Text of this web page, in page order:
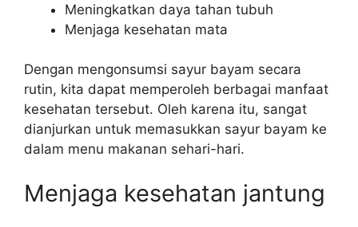
Meningkatkan daya tahan tubuh
Menjaga kesehatan mata
Dengan mengonsumsi sayur bayam secara
rutin, kita dapat memperoleh berbagai manfaat
kesehatan tersebut. Oleh karena itu, sangat
dianjurkan untuk memasukkan sayur bayam ke
dalam menu makanan sehari-hari.
Menjaga kesehatan jantung